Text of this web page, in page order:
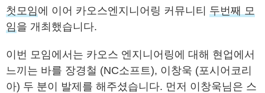
첫모임에 이어 카오스엔지니어링 커뮤니티 두번째 모
임을 개최했습니다.
이번 모임에서는 카오스 엔지니어링에 대해 현업에서
느끼는 바를 장경철 (NC소프트), 이창욱 (포시어코리
아) 두 분이 발제를 해주셨습니다. 먼저 이창욱님은 스